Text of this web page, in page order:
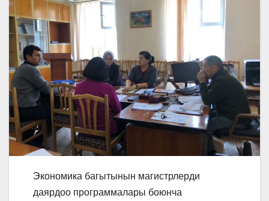
Экономика багытынын магистрлерди
даярдоо программалары боюнча